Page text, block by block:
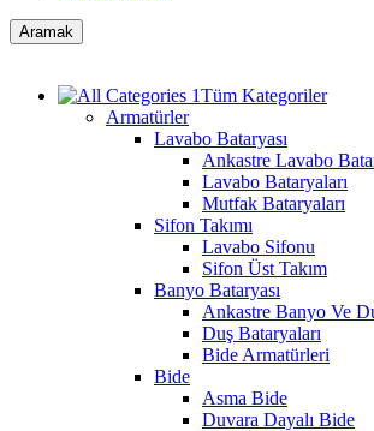
Aramak
Tüm Kategoriler
Armatürler
Lavabo Bataryası
Ankastre Lavabo
Lavabo Bataryaları
Mutfak Bataryaları
Sifon Takımı
Lavabo Sifonu
Sifon Üst Takım
Banyo Bataryası
Ankastre Banyo Ve
Duş Bataryaları
Bide Armatürleri
Bide
Asma Bide
Duvara Dayalı Bide